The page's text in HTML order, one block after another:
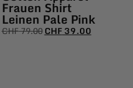
Frauen Shirt
Leinen Pale Pink
CHF79.00 CHF 39.00